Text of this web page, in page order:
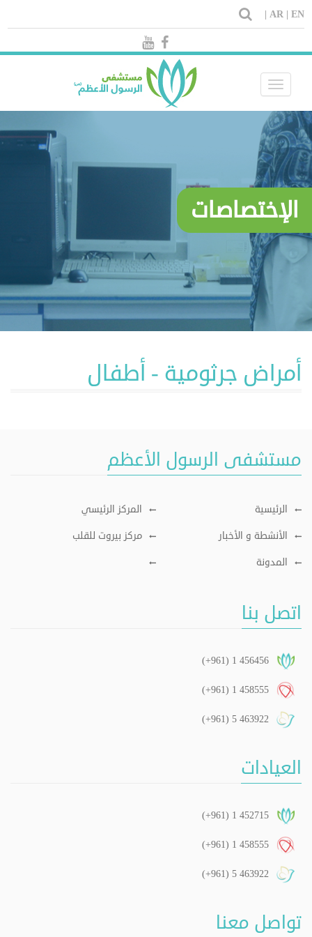
AR | EN |
Toggle
navigation
الإختصاصات
أمراض جرثومية - أطفال
مستشفى الرسول الأعظم
الرئيسية
المركز الرئيسي
الأنشطة و الأخبار
مركز بيروت للقلب
المدونة
اتصل بنا
(+961) 1 456456
(+961) 1 458555
(+961) 5 463922
العيادات
(+961) 1 452715
(+961) 1 458555
(+961) 5 463922
تواصل معنا